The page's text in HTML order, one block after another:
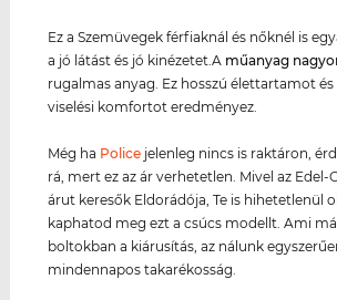
Ez a Szemüvegek férfiaknál és nőknél is
a jó látást és jó kinézetet.A műanyag
rugalmas anyag. Ez hosszú élettartamot
viselési komfortot eredményez.
Még ha Police jelenleg nincs is raktáron,
rá, mert ez az ár verhetetlen. Mivel az
árut keresők Eldorádója, Te is hihetetlenül
kaphatod meg ezt a csúcs modellt. Ami
boltokban a kiárusítás, az nálunk
mindennapos takarékosság.